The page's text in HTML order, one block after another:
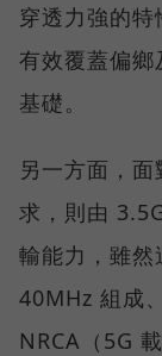
穿透力強的
有效覆蓋偏
基礎。
另一方面，
求，則由
輸能力，雖
40MHz 組成
NRCA（5G